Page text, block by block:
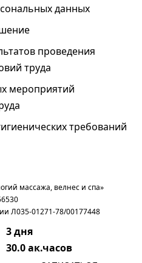
3 дня
30.0 ак.часов
данных
проведения
труда
мероприятий
требований
массажа, велнес и спа»
Л035-01271-78/00177448